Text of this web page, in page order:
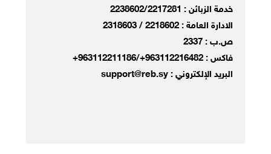
خدمة الزبائن : 2238602/2217281
الادارة العامة : 2218602 / 2318603
ص.ب : 2337
فاكس : 963112216482+/963112211186+
البريد الإلكتروني : support@reb.sy